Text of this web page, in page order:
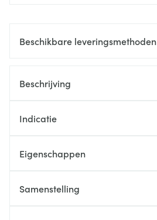
Beschikbare leveringsmethoden
Beschrijving
Indicatie
Eigenschappen
Samenstelling